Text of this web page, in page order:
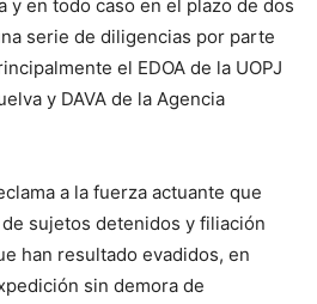
y en todo caso en el plazo de dos
serie de diligencias por parte
el EDOA de la UOPJ
y DAVA de la Agencia
a la fuerza actuante que
sujetos detenidos y filiación
han resultado evadidos, en
sin demora de